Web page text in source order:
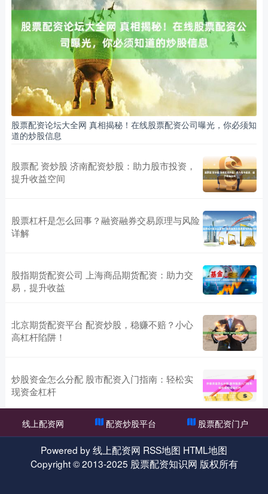
股票配资论坛大全网 真相揭秘！在线股票配资公司曝光，你必须知
道的炒股信息
股票配 资炒股 济南配资炒股：助力股市投资，
提升收益空间
股票杠杆是怎么回事？融资融券交易原理与风险
详解
股指期货配资公司 上海商品期货配资：助力交
易，提升收益
北京期货配资平台 配资炒股，稳赚不赔？小心
高杠杆陷阱！
炒股资金怎么分配 股市配资入门指南：轻松实
现资金杠杆
线上配资网 配资炒股平台 股票配资门户
Powered by线上配资网 RSS地图 HTML地图
Copyright© 2013-2025 股票配资知识网 版权所有